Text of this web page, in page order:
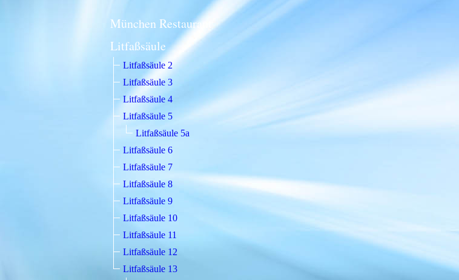
München Restaurant
Litfaßsäule
Litfaßsäule 2
Litfaßsäule 3
Litfaßsäule 4
Litfaßsäule 5
Litfaßsäule 5a
Litfaßsäule 6
Litfaßsäule 7
Litfaßsäule 8
Litfaßsäule 9
Litfaßsäule 10
Litfaßsäule 11
Litfaßsäule 12
Litfaßsäule 13